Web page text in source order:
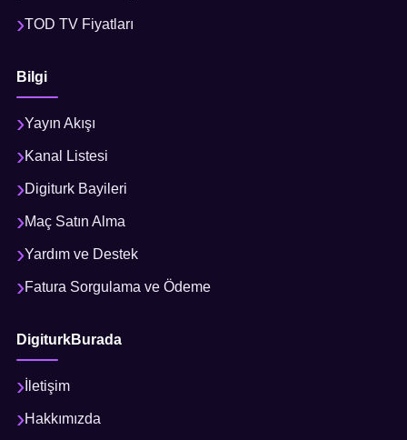
TOD TV Fiyatları
Bilgi
Yayın Akışı
Kanal Listesi
Digiturk Bayileri
Maç Satın Alma
Yardım ve Destek
Fatura Sorgulama ve Ödeme
DigiturkBurada
İletişim
Hakkımızda